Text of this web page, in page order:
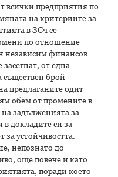
всички предприятия по
на критериите за
в ЗСч се
по отношение
независим финансов
от една
съществен брой
предлаганите одит
обем от промените в
задълженията за
докладите си за
за устойчивостта.
непознато до
още повече и като
поради което